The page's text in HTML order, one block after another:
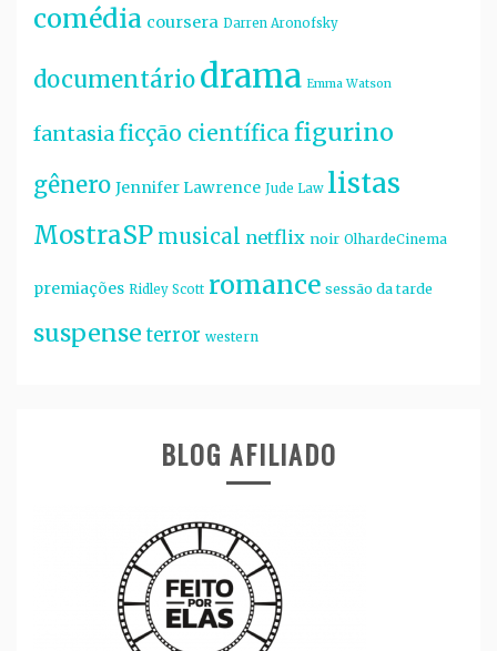
comédia coursera Darren Aronofsky
documentáriodrama Emma Watson
fantasiaficção científica figurino
gênero Jennifer Lawrence Jude Law listas
MostraSP musical netflix noir OlhardeCinema
premiações Ridley Scott romance sessão da tarde
suspense terror western
BLOG AFILIADO